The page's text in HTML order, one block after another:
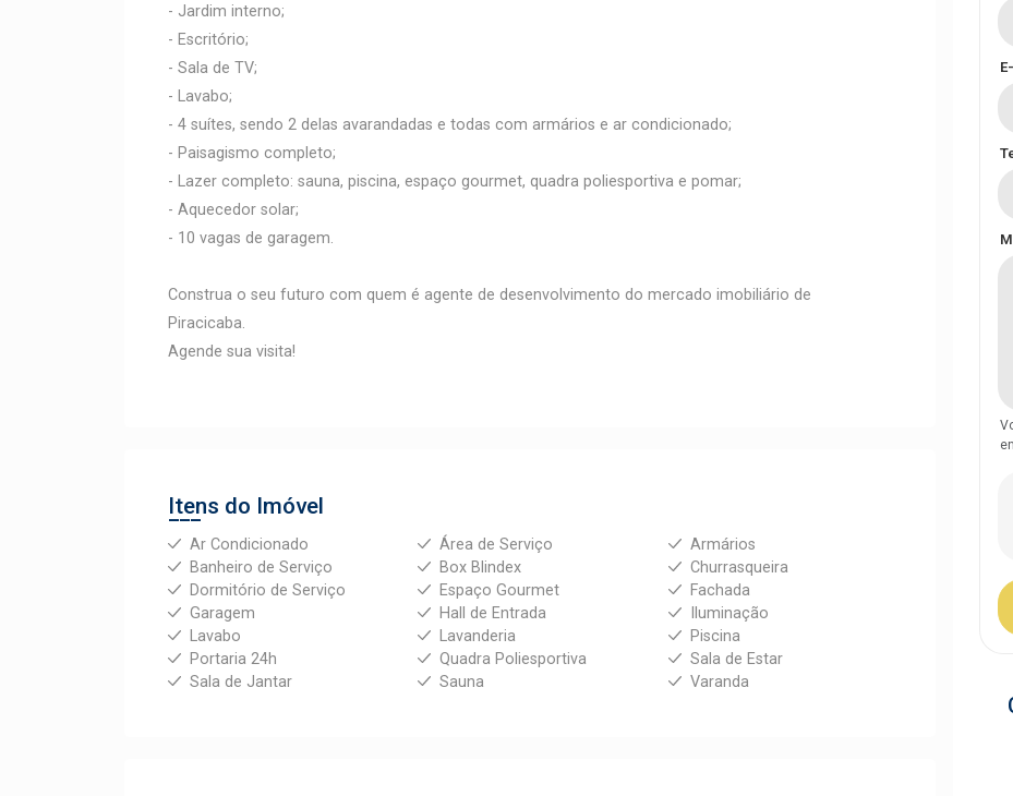
- Jardim interno;
- Escritório;
- Sala de TV;
- Lavabo;
- 4 suítes, sendo 2 delas avarandadas e todas com armários e ar condicionado;
- Paisagismo completo;
- Lazer completo: sauna, piscina, espaço gourmet, quadra poliesportiva e pomar;
- Aquecedor solar;
- 10 vagas de garagem.
Construa o seu futuro com quem é agente de desenvolvimento do mercado imobiliário de
Piracicaba.
Agende sua visita!
Itens do Imóvel
Ar Condicionado Área de Serviço
Armários
Banheiro de Serviço
Box Blindex
Churrasqueira
Dormitório de Serviço
Espaço Gourmet
Fachada
Garagem
Hall de Entrada
Iluminação
Lavabo
Lavanderia
Piscina
Portaria 24h
Quadra Poliesportiva
Sala de Estar
Sala de Jantar
Sauna Varanda